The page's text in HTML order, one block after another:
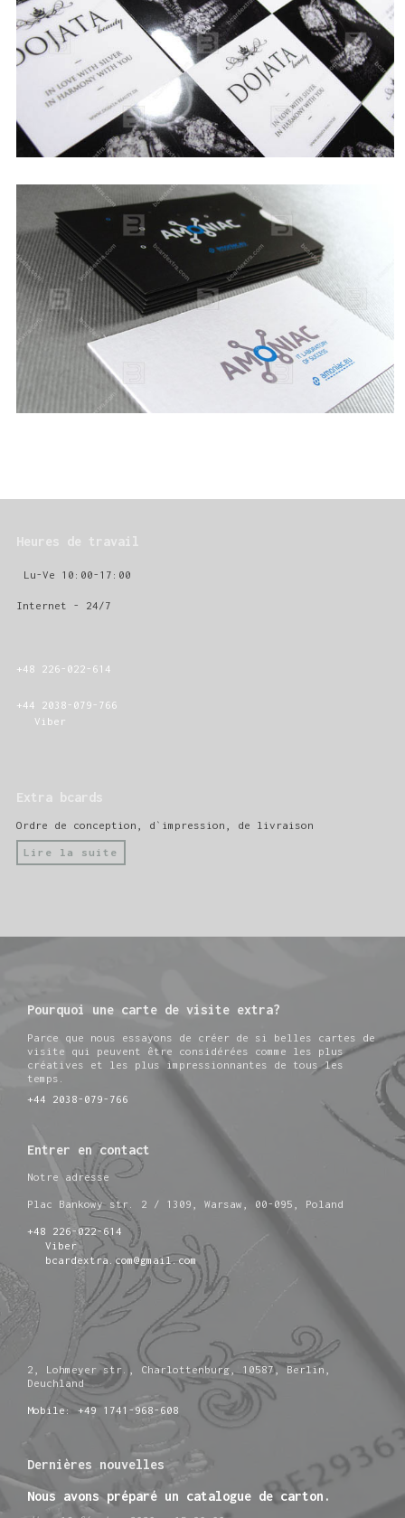
Heures de travail
Lu-Ve 10:00-17:00
Internet - 24/7
+48 226-022-614
+44 2038-079-766
Viber
Extra bcards
Ordre de conception, d`impression, de livraison
Lire la suite
Pourquoi une carte de visite extra?
Parce que nous essayons de créer de si belles cartes de
visite qui peuvent être considérées comme les plus
créatives et les plus impressionnantes de tous les
temps.
+44 2038-079-766
Entrer en contact
Notre adresse
Plac Bankowy str. 2 / 1309, Warsaw, 00-095, Poland
+48 226-022-614
Viber
bcardextra.com@gmail.com
2, Lohmeyer str., Charlottenburg, 10587, Berlin,
Deuchland
Mobile: +49 1741-968-608
Dernières nouvelles
Nous avons préparé un catalogue de carton.